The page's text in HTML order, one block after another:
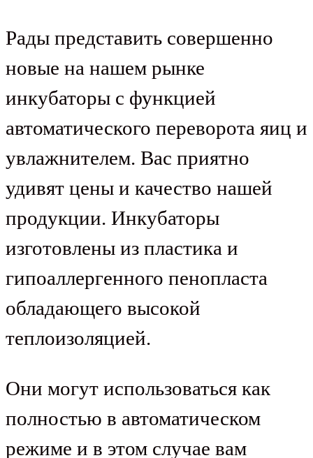
Рады представить совершенно
новые на нашем рынке
инкубаторы с функцией
автоматического переворота яиц и
увлажнителем. Вас приятно
удивят цены и качество нашей
продукции. Инкубаторы
изготовлены из пластика и
гипоаллергенного пенопласта
обладающего высокой
теплоизоляцией.
Они могут использоваться как
полностью в автоматическом
режиме и в этом случае вам